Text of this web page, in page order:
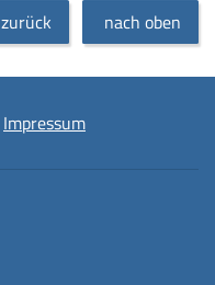
zurück nach oben
Impressum